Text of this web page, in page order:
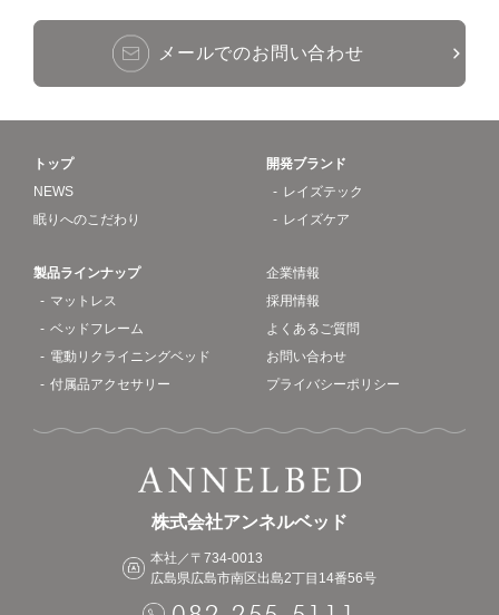
メールでのお問い合わせ
トップ
NEWS
眠りへのこだわり
開発ブランド
レイズテック
レイズケア
製品ラインナップ
マットレス
ベッドフレーム
電動リクライニングベッド
付属品アクセサリー
企業情報
採用情報
よくあるご質問
お問い合わせ
プライバシーポリシー
株式会社アンネルベッド
本社／〒734-0013
広島県広島市南区出島2丁目14番56号